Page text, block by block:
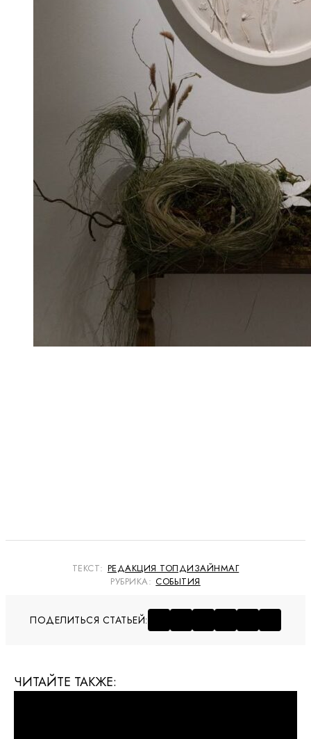
ТЕКСТ: РЕДАКЦИЯ ТОПДИЗАЙНМАГ
РУБРИКА: СОБЫТИЯ
ПОДЕЛИТЬСЯ СТАТЬЕЙ:
ЧИТАЙТЕ ТАКЖЕ: